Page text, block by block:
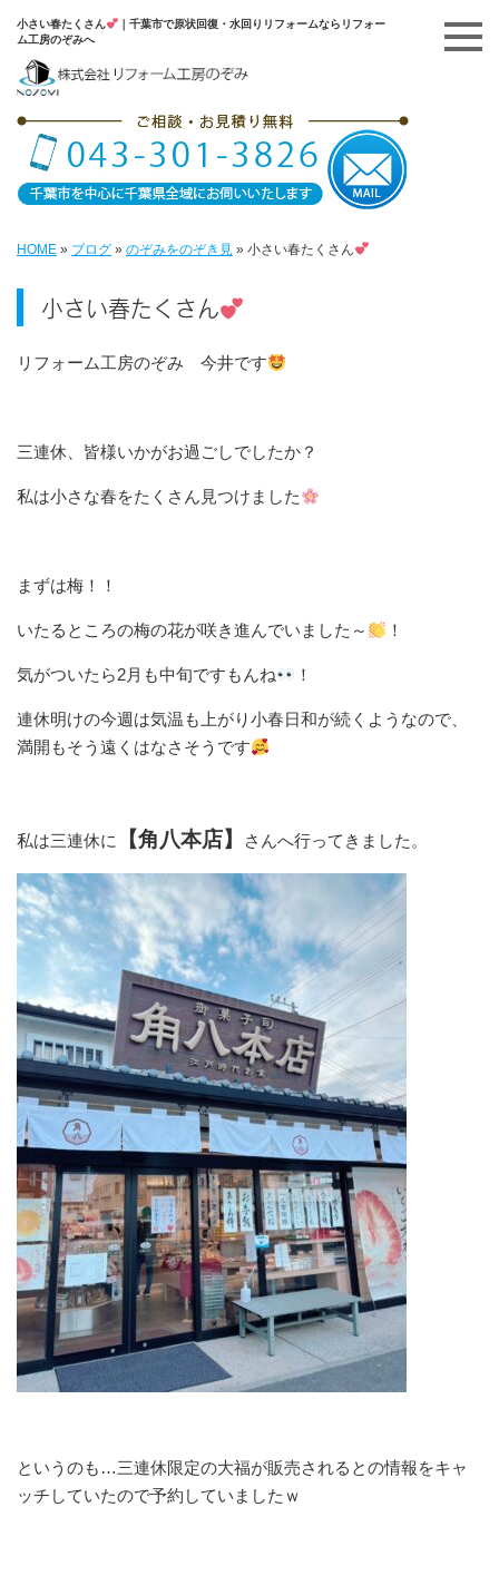
小さい春たくさん
｜千葉市で原状回復・水回りリフォームならリフォー
ム工房のぞみへ
HOME » ブログ » のぞみをのぞき見 » 小さい春たくさん
小さい春たくさん
リフォーム工房のぞみ 今井です
三連休、皆様いかがお過ごしでしたか？
私は小さな春をたくさん見つけました
まずは梅！！
いたるところの梅の花が咲き進んでいました～ ！
気がついたら2月も中旬ですもんね ！
連休明けの今週は気温も上がり小春日和が続くようなので、
満開もそう遠くはなさそうです
私は三連休に 【角八本店】 さんへ行ってきました。
というのも…三連休限定の大福が販売されるとの情報をキャ
ッチしていたので予約していましたｗ